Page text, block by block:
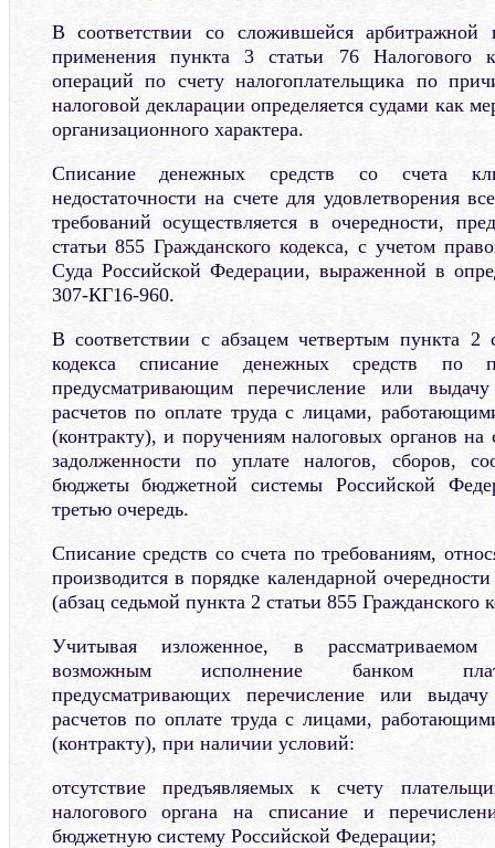
В соответствии со сложившейся
применения пункта 3 статьи 76 Налогового
операций по счету налогоплательщика по
налоговой декларации определяется судами как
организационного характера.
Списание денежных средств со счета
недостаточности на счете для удовлетворения
требований осуществляется в очередности,
статьи 855 Гражданского кодекса, с учетом
Суда Российской Федерации, выраженной в
307-КГ16-960.
В соответствии с абзацем четвертым пункта 2
кодекса списание денежных средств по
предусматривающим перечисление или
расчетов по оплате труда с лицами,
(контракту), и поручениям налоговых органов на
задолженности по уплате налогов, сборов,
бюджеты бюджетной системы Российской
третью очередь.
Списание средств со счета по требованиям,
производится в порядке календарной
(абзац седьмой пункта 2 статьи 855 Гражданского
Учитывая изложенное, в рассматриваемом
возможным исполнение банком
предусматривающих перечисление или
расчетов по оплате труда с лицами,
(контракту), при наличии условий:
отсутствие предъявляемых к счету
налогового органа на списание и
бюджетную систему Российской Федерации;